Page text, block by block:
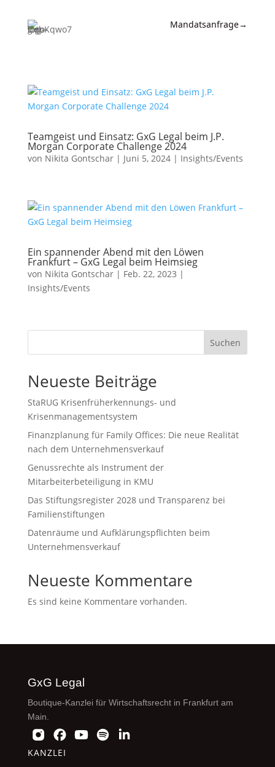
Insights
Referenzen
Mandatsanfrage→
Teamgeist und Einsatz: GxG Legal beim J.P.
Morgan Corporate Challenge 2024
von Nikita Gontschar| Juni 5, 2024| Insights/Events
Ein spannender Abend mit den Löwen
Frankfurt – GxG Legal beim Heimsieg
von Nikita Gontschar| Feb. 22, 2023 |
Insights/Events
Suchen
Neueste Beiträge
StaRUG Krisenfrüherkennungs- und
Krisenmanagementsystem
Finanzplanung für Family Offices: Die neue Realität
nach dem Unternehmensverkauf
Genussrechte als Instrument der
Mitarbeiterbeteiligung in KMU
Das Stiftungsregister 2028 und Transparenz bei
Familienstiftungen
Datenräume und Aufklärungspflichten beim
Unternehmensverkauf
Neueste Kommentare
Es sind keine Kommentare vorhanden.
GxG Legal
Boutique-Kanzlei für Wirtschaftsrecht in Frankfurt am
Main.
KANZLEI